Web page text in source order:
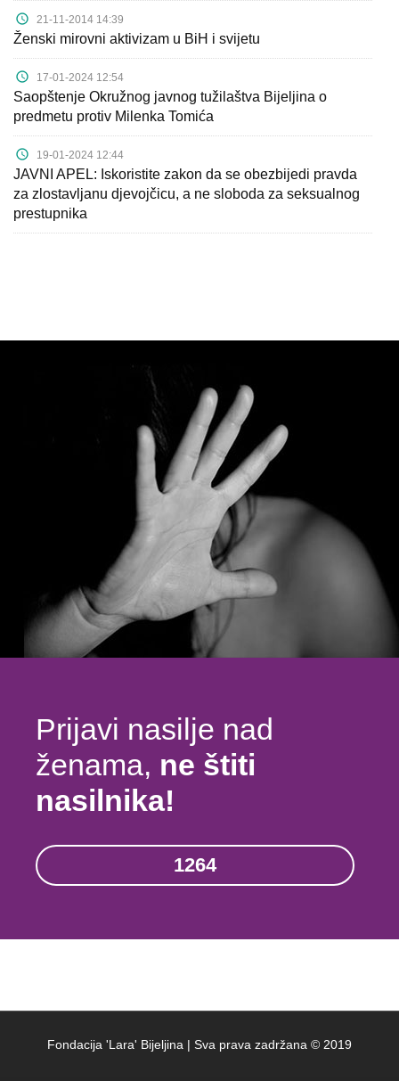
21-11-2014 14:39
Ženski mirovni aktivizam u BiH i svijetu
17-01-2024 12:54
Saopštenje Okružnog javnog tužilaštva Bijeljina o
predmetu protiv Milenka Tomića
19-01-2024 12:44
JAVNI APEL: Iskoristite zakon da se obezbijedi pravda
za zlostavljanu djevojčicu, a ne sloboda za seksualnog
prestupnika
Prijavi nasilje nad
ženama, ne štiti
nasilnika!
1264
Fondacija 'Lara' Bijeljina | Sva prava zadržana © 2019